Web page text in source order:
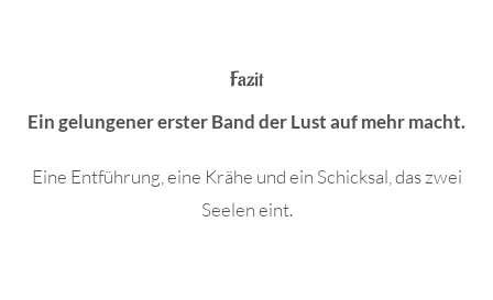
Fazit
Ein gelungener erster Band der Lust auf mehr macht.
Eine Entführung, eine Krähe und ein Schicksal, das zwei
Seelen eint.